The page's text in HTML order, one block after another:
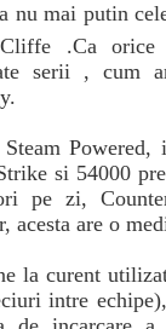
nu mai putin
.Ca orice
serii , cum
si 54000
pe zi,
acesta are o
la curent
intre